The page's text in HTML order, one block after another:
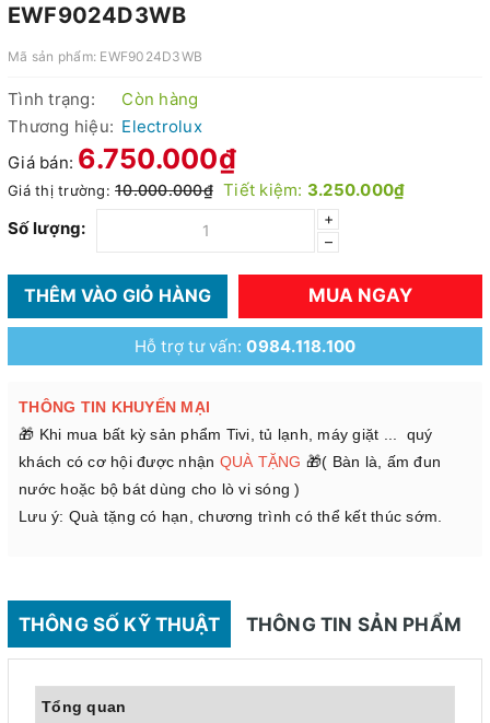
EWF9024D3WB
Mã sản phẩm: EWF9024D3WB
Tình trạng:
Còn hàng
Thương hiệu: Electrolux
Giá bán: 6.750.000₫
Giá thị trường: 10.000.000₫ Tiết kiệm: 3.250.000₫
Số lượng:
+
–
THÊM VÀO GIỎ HÀNG MUA NGAY
Hỗ trợ tư vấn:0984.118.100
THÔNG TIN KHUYẾN MẠI
🎁 Khi mua bất kỳ sản phẩm Tivi, tủ lạnh, máy giặt ... quý
khách có cơ hội được nhận QUÀ TẶNG 🎁( Bàn là, ấm đun
nước hoặc bộ bát dùng cho lò vi sóng )
Lưu ý: Quà tặng có hạn, chương trình có thể kết thúc sớm.
THÔNG SỐ KỸ THUẬT THÔNG TIN SẢN PHẨM
Tổng quan